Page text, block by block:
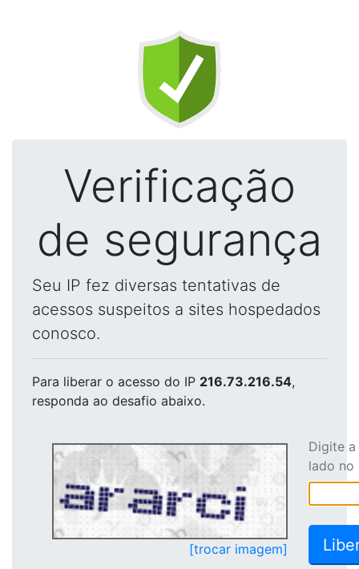
Verificação
de segurança
Seu IP fez diversas tentativas de
acessos suspeitos a sites hospedados
conosco.
Para liberar o acesso do IP 216.73.216.54,
responda ao desafio abaixo.
[trocar imagem]
Digite
lado no